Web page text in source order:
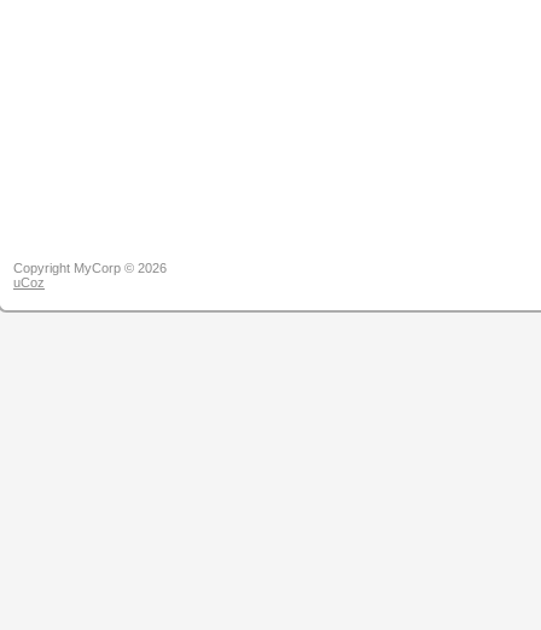
Copyright MyCorp © 2026
uCoz